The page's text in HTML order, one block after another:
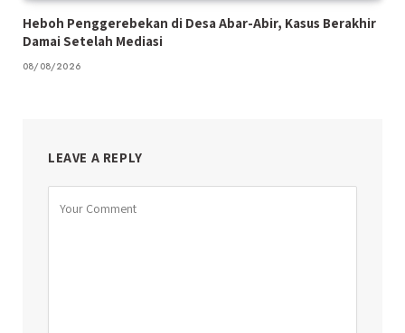
Heboh Penggerebekan di Desa Abar-Abir, Kasus Berakhir
Damai Setelah Mediasi
08/08/2026
LEAVE A REPLY